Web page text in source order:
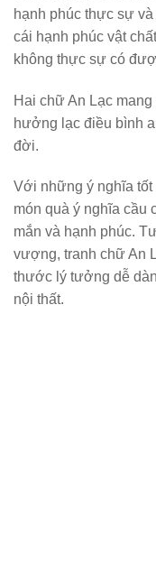
hạnh phúc thực sự
cái hạnh phúc vật
không thực sự có
Hai chữ An Lạc
hưởng lạc điều bình
đời.
Với những ý nghĩa tốt
món quà ý nghĩa cầu
mắn và hạnh phúc.
vượng, tranh chữ An
thước lý tưởng dễ
nội thất.